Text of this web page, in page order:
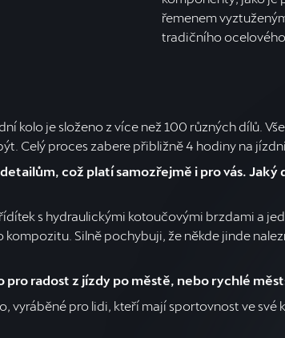
řemenem
tradičního ocelového
kolo je složeno z více než 100 různých dílů.
Celý proces zabere přibližně 4 hodiny na
což platí samozřejmě i pro vás.
s hydraulickými kotoučovými brzdami a
Silně pochybuji, že někde jinde
radost z jízdy po městě, nebo rychlé
vyráběné pro lidi, kteří mají sportovnost ve své